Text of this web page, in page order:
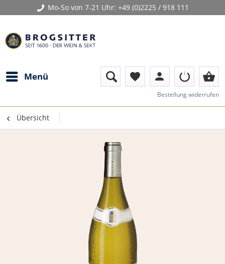
Mo-So von 7-21 Uhr: +49 (0)2225 / 918 111
Menü favorite person shopping_basket
Bestellung widerrufen
Übersicht